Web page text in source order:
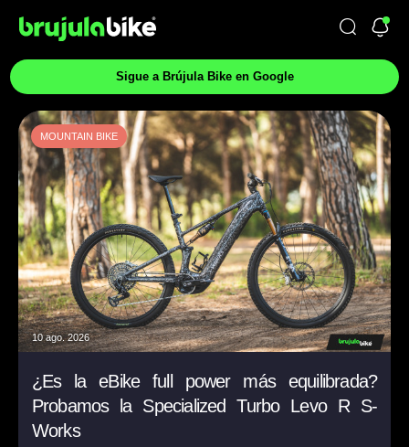
Sigue a Brújula Bike en Google
10 ago. 2026
MOUNTAIN BIKE
¿Es la eBike full power más equilibrada?
Probamos la Specialized Turbo Levo R S-
Works